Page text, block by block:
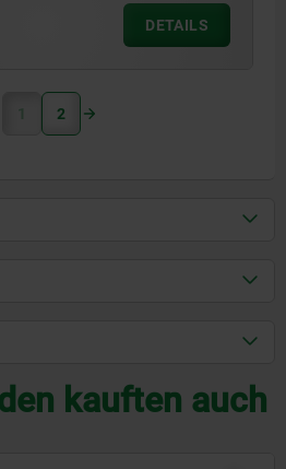
DETAILS
1 2
kauften auch